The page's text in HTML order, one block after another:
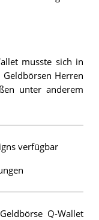
musste sich in
Herren
unter anderem
verfügbar
Q-Wallet